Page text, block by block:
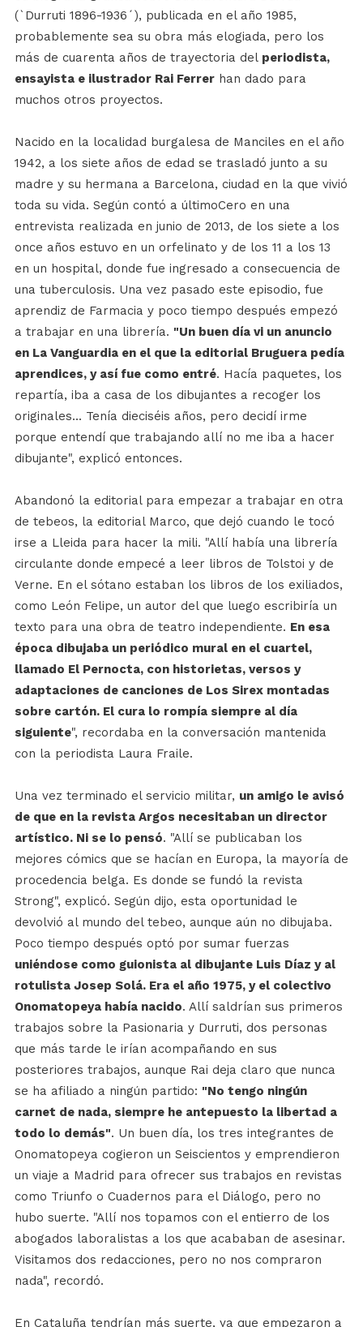
(`Durruti 1896-1936´), publicada en el año 1985,
probablemente sea su obra más elogiada, pero los
más de cuarenta años de trayectoria del periodista,
ensayista e ilustrador Rai Ferrerhan dado para
muchos otros proyectos.
Nacido en la localidad burgalesa de Manciles en el año
1942, a los siete años de edad se trasladó junto a su
madre y su hermana a Barcelona, ciudad en la que vivió
toda su vida. Según contó a últimoCero en una
entrevista realizada en junio de 2013, de los siete a los
once años estuvo en un orfelinato y de los 11 a los 13
en un hospital, donde fue ingresado a consecuencia de
una tuberculosis. Una vez pasado este episodio, fue
aprendiz de Farmacia y poco tiempo después empezó
a trabajar en una librería. "Un buen día vi un anuncio
en La Vanguardia en el que la editorial Bruguera pedía
aprendices, y así fue como entré. Hacía paquetes, los
repartía, iba a casa de los dibujantes a recoger los
originales... Tenía dieciséis años, pero decidí irme
porque entendí que trabajando allí no me iba a hacer
dibujante", explicó entonces.
Abandonó la editorial para empezar a trabajar en otra
de tebeos, la editorial Marco, que dejó cuando le tocó
irse a Lleida para hacer la mili. "Allí había una librería
circulante donde empecé a leer libros de Tolstoi y de
Verne. En el sótano estaban los libros de los exiliados,
como León Felipe, un autor del que luego escribiría un
texto para una obra de teatro independiente. En esa
época dibujaba un periódico mural en el cuartel,
llamado El Pernocta, con historietas, versos y
adaptaciones de canciones de Los Sirex montadas
sobre cartón. El cura lo rompía siempre al día
siguiente", recordaba en la conversación mantenida
con la periodista Laura Fraile.
Una vez terminado el servicio militar, un amigo le avisó
de que en la revista Argos necesitaban un director
artístico. Ni se lo pensó. "Allí se publicaban los
mejores cómics que se hacían en Europa, la mayoría de
procedencia belga. Es donde se fundó la revista
Strong", explicó. Según dijo, esta oportunidad le
devolvió al mundo del tebeo, aunque aún no dibujaba.
Poco tiempo después optó por sumar fuerzas
uniéndose como guionista al dibujante Luis Díaz y al
rotulista Josep Solá. Era el año 1975, y el colectivo
Onomatopeya había nacido. Allí saldrían sus primeros
trabajos sobre la Pasionaria y Durruti, dos personas
que más tarde le irían acompañando en sus
posteriores trabajos, aunque Rai deja claro que nunca
se ha afiliado a ningún partido: "No tengo ningún
carnet de nada, siempre he antepuesto la libertad a
todo lo demás". Un buen día, los tres integrantes de
Onomatopeya cogieron un Seiscientos y emprendieron
un viaje a Madrid para ofrecer sus trabajos en revistas
como Triunfo o Cuadernos para el Diálogo, pero no
hubo suerte. "Allí nos topamos con el entierro de los
abogados laboralistas a los que acababan de asesinar.
Visitamos dos redacciones, pero no nos compraron
nada", recordó.
En Cataluña tendrían más suerte, ya que empezaron a